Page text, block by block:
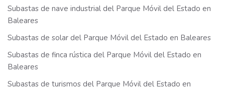
Subastas de nave industrial del Parque Móvil del Estado en
Baleares
Subastas de solar del Parque Móvil del Estado en Baleares
Subastas de finca rústica del Parque Móvil del Estado en
Baleares
Subastas de turismos del Parque Móvil del Estado en